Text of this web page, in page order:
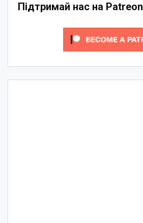
Підтримай нас на Patreon